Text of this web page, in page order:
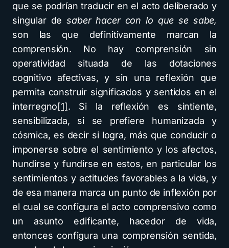
que se podrían traducir en el acto deliberado y
singular desaber hacer con lo que se sabe,
son las que definitivamente marcan la
comprensión. No hay comprensión sin
operatividad situada de las dotaciones
cognitivo afectivas, y sin una reflexión que
permita construir significados y sentidos en el
interregno[1] . Si la reflexión es sintiente,
sensibilizada, si se prefiere humanizada y
cósmica, es decir si logra, más que conducir o
imponerse sobre el sentimiento y los afectos,
hundirse y fundirse en estos, en particular los
sentimientos y actitudes favorables a la vida, y
de esa manera marca un punto de inflexión por
el cual se configura el acto comprensivo como
un asunto edificante, hacedor de vida,
entonces configura una comprensión sentida,